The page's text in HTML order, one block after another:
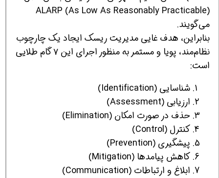
ALARP (As Low As Reasonably Practicable)
می‌گویند.
بنابراین، هدف غایی مدیریت ریسک ایجاد یک چارچوب
نظام‌مند، پویا و مستمر به منظور اجرای این ۷ گام طلایی
است:
شناسایی (Identification)
ارزیابی (Assessment)
حذف در صورت امکان (Elimination)
کنترل (Control)
پیشگیری (Prevention)
کاهش پیامدها (Mitigation)
ابلاغ و ارتباطات (Communication)